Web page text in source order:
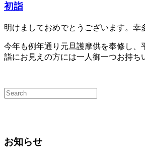
初詣
明けましておめでとうございます。幸
今年も例年通り元旦護摩供を奉修し
詣にお見えの方には一人御一つお持ち
お知らせ